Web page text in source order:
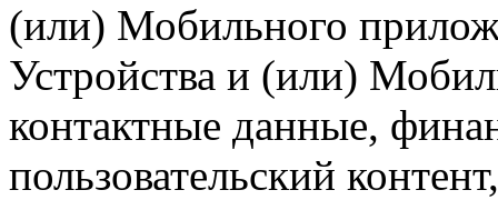
(или) Мобильного
Устройства и (или)
контактные данные,
пользовательский